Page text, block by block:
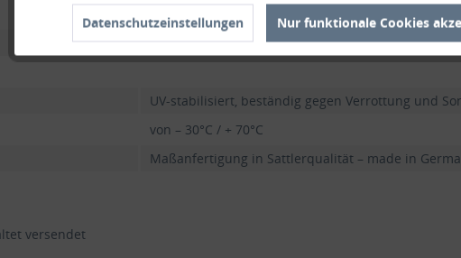
UV-stabilisiert, beständig gegen Verrottung und
von – 30°C / + 70°C
Maßanfertigung in Sattlerqualität – made in
versendet
Datenschutzeinstellungen Nur funktionale Cookies